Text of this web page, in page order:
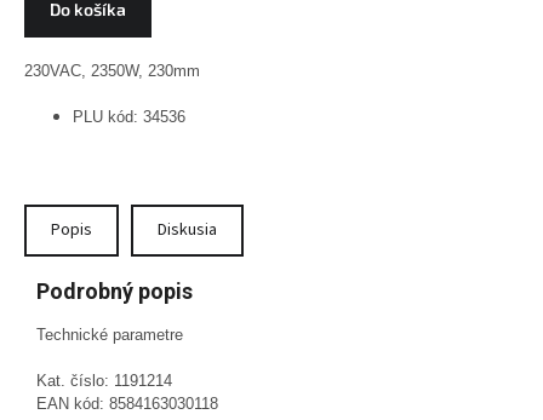
Do košíka
230VAC, 2350W, 230mm
PLU kód: 34536
Popis Diskusia
Podrobný popis
Technické parametre
Kat. číslo: 1191214
EAN kód: 8584163030118